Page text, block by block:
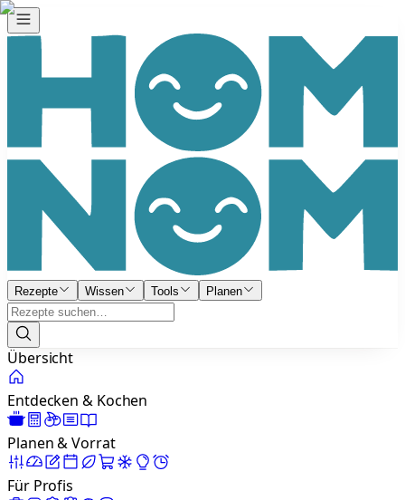
Rezepte Wissen Tools Planen
Übersicht
Entdecken & Kochen
Planen & Vorrat
Für Profis